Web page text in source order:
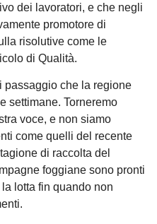
dei lavoratori, e che negli
promotore di
risolutive come le
di Qualità.
passaggio che la regione
settimane. Torneremo
voce, e non siamo
come quelli del recente
di raccolta del
foggiane sono pronti
lotta fin quando non